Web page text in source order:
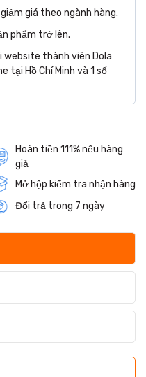
giá theo ngành hàng.
phẩm trở lên.
website thành viên Dola
tại Hồ Chí Minh và 1 số
Hoàn tiền 111% nếu hàng
giả
Mở hộp kiểm tra nhận hàng
Đổi trả trong 7 ngày